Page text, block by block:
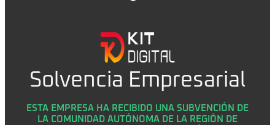
Solvencia Empresarial
ESTA EMPRESA HA RECIBIDO UNA SUBVENCIÓN DE
LA COMUNIDAD AUTÓNOMA DE LA REGIÓN DE